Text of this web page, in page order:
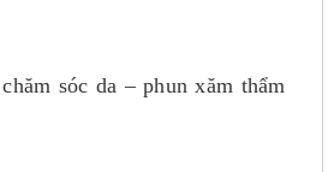
sóc da – phun xăm thẩm